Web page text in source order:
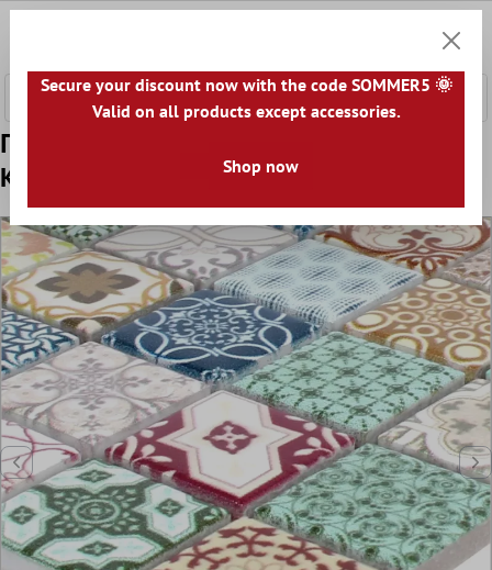
Πρότυπο από Ψηφιδωτά Πλακάκια
Kεραμικά Dia Retro
Secure your discount now with the code SOMMER5 🌞
Valid on all products except accessories.
Shop now